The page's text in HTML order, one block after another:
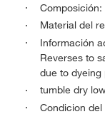
Material del
Información
Reverses to
due to
tumble dry
Condicion